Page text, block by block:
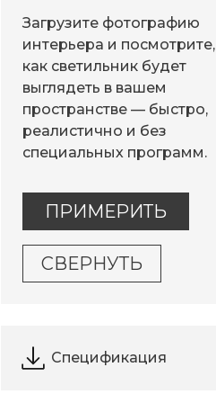
Загрузите фотографию
интерьера и посмотрите,
как светильник будет
выглядеть в вашем
пространстве — быстро,
реалистично и без
специальных программ.
ПРИМЕРИТЬ
СВЕРНУТЬ
Спецификация